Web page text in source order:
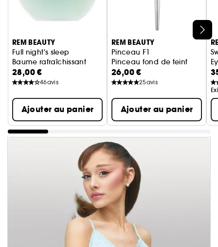
REM BEAUTY
Full night's sleep
Baume rafraîchissant
28,00 €
46avis
Ajouter au panier
REM BEAUTY
Pinceau F1
Pinceau fond de teint
26,00 €
25avis
Ajouter au panier